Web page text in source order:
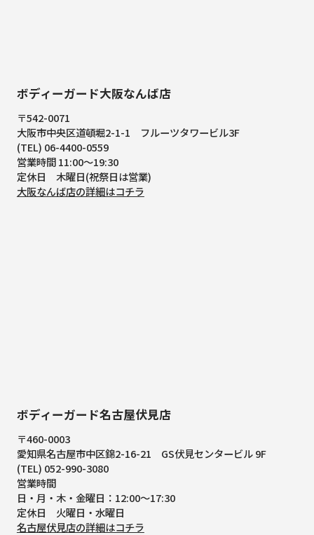
ボディーガード大阪なんば店
〒542-0071
大阪市中央区道頓堀2-1-1
フルーツタワービル3F
(TEL) 06-4400-0559
営業時間 11:00～19:30
定休日 木曜日(祝祭日は営業)
大阪なんば店の詳細はコチラ
ボディーガード名古屋伏見店
〒460-0003
愛知県名古屋市中区錦2-16-21 GS伏見センタービル 9F
(TEL) 052-990-3080
営業時間
日・月・木・金曜日：12:00～17:30
定休日 火曜日・水曜日
名古屋伏見店の詳細はコチラ